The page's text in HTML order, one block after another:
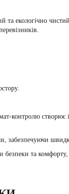
екологічно
контролю створює
забезпечуючи
безпеки та